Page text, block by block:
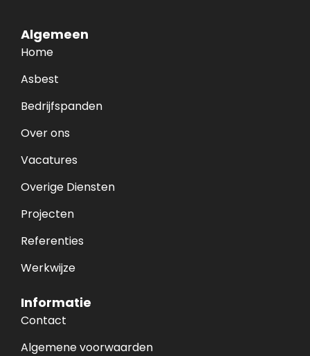
Algemeen
Home
Asbest
Bedrijfspanden
Over ons
Vacatures
Overige Diensten
Projecten
Referenties
Werkwijze
Informatie
Contact
Algemene voorwaarden